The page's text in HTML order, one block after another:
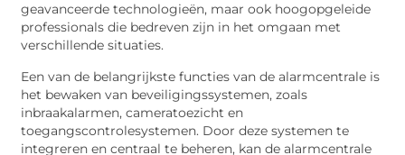
geavanceerde technologieën, maar ook hoogopgeleide
professionals die bedreven zijn in het omgaan met
verschillende situaties.
Een van de belangrijkste functies van de alarmcentrale is
het bewaken van beveiligingssystemen, zoals
inbraakalarmen, cameratoezicht en
toegangscontrolesystemen. Door deze systemen te
integreren en centraal te beheren, kan de alarmcentrale